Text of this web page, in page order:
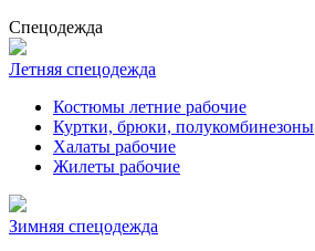
Спецодежда
Летняя спецодежда
Костюмы летние рабочие
Куртки, брюки, полукомбинезоны
Халаты рабочие
Жилеты рабочие
Зимняя спецодежда